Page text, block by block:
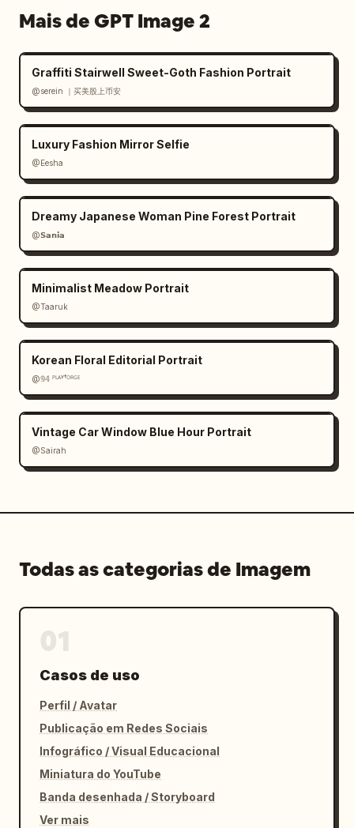
Mais de GPT Image 2
Graffiti Stairwell Sweet-Goth Fashion Portrait
@serein ｜买美股上币安
Luxury Fashion Mirror Selfie
@Eesha
Dreamy Japanese Woman Pine Forest Portrait
@𝗦𝗮𝗻𝗶𝗮
Minimalist Meadow Portrait
@Taaruk
Korean Floral Editorial Portrait
@𝟡𝟜 ᴾᴸᴬʸᶠᴼᴿᴳᴱ
Vintage Car Window Blue Hour Portrait
@Sairah
Todas as categorias de Imagem
Casos de uso
Perfil / Avatar
Publicação em Redes Sociais
Infográfico / Visual Educacional
Miniatura do YouTube
Banda desenhada / Storyboard
Ver mais